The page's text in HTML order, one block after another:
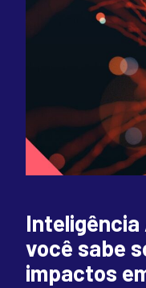
você sabe
impactos